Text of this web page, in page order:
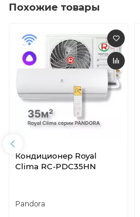
Похожие товары
Кондиционер Royal
Clima RC-PDC35HN
Pandora